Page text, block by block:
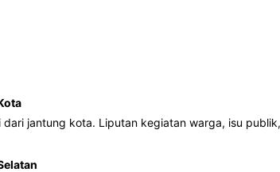
dari jantung kota. Liputan kegiatan warga, isu